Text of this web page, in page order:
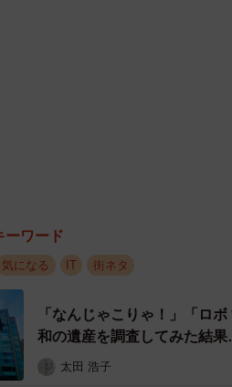
会社を装ったＳＭＳや電子メー
欺は日本郵便として今のところ把
ーワード
気になる IT 街ネタ
「なんじゃこりゃ！」「ロ
和の遺産を調査してみた結
太田 浩子